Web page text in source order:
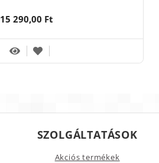
15 290,00 Ft
SZOLGÁLTATÁSOK
Akciós termékek